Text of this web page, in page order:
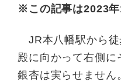
※この記事は2023年
JR本八幡駅から徒
殿に向かって右側に
銀杏は実らせません